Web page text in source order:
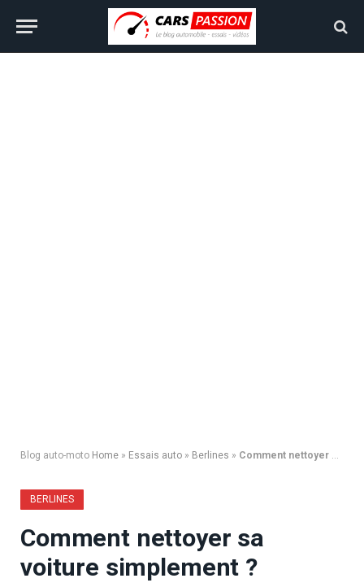
Blog auto-moto Home » Essais auto » Berlines » Comment nettoyer sa voiture simplement ?
BERLINES
Comment nettoyer sa
voiture simplement ?